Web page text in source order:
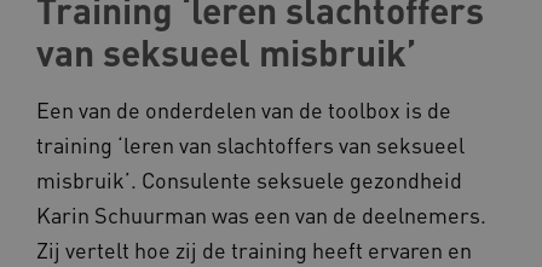
Training ‘leren slachtoffers
van seksueel misbruik’
Een van de onderdelen van de toolbox is de
training ‘leren van slachtoffers van seksueel
misbruik’. Consulente seksuele gezondheid
Karin Schuurman was een van de deelnemers.
Zij vertelt hoe zij de training heeft ervaren en
Deze functionele en technische cookies zorgen
ervoor dat de website werkt. Deze cookies
worden altijd geplaatst en maken geen inbreuk
op uw privacy.
Naam
Provider/Domein
__Secure-YNID
.youtube.com
ROLLOUT_TOKEN
.youtube.com
FPLC .kennispleingehandicaptensector.nl